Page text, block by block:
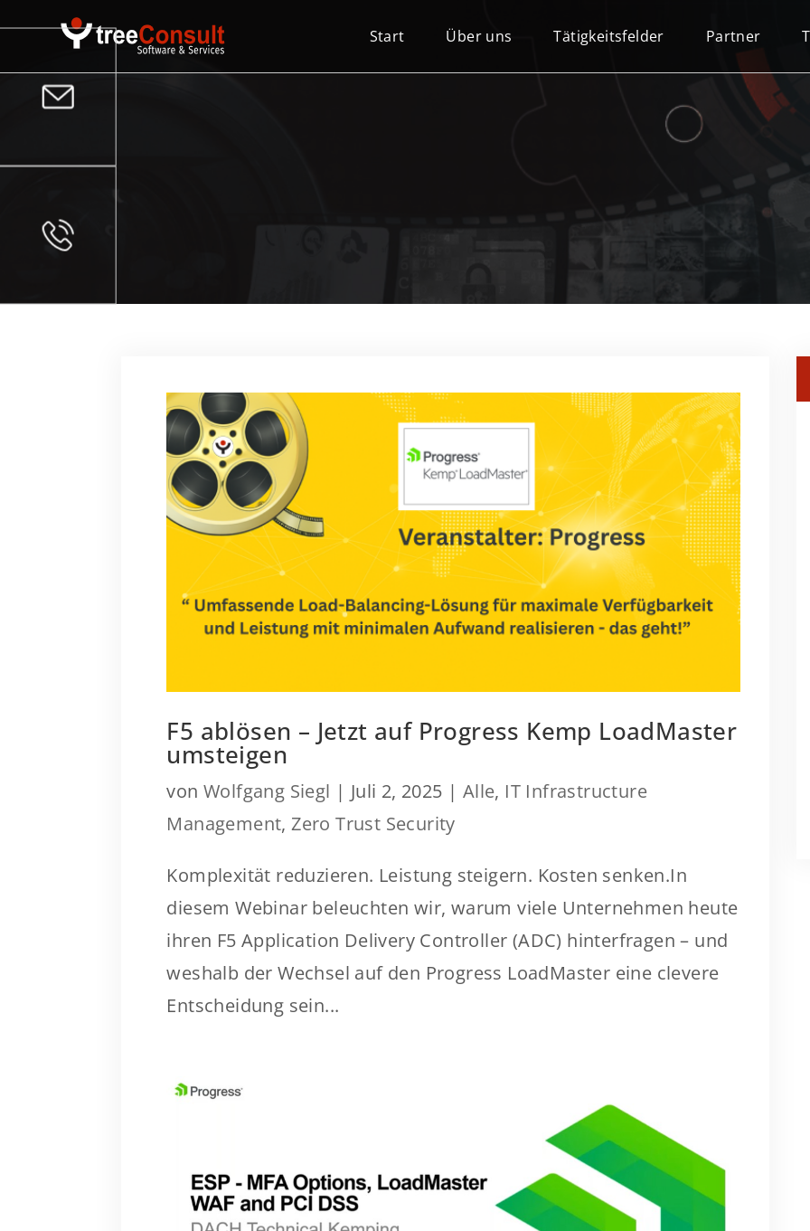
Start Über uns Tätigkeitsfelder Partner
F5 ablösen – Jetzt auf Progress Kemp LoadMaster
umsteigen
vonWolfgang Siegl | Juli 2, 2025 | Alle, IT Infrastructure
Management,Zero Trust Security
Komplexität reduzieren. Leistung steigern. Kosten senken.In
diesem Webinar beleuchten wir, warum viele Unternehmen heute
ihren F5 Application Delivery Controller (ADC) hinterfragen – und
weshalb der Wechsel auf den Progress LoadMaster eine clevere
Entscheidung sein...